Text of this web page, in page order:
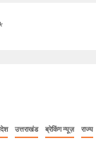
उत्तराखंड ब्रेकिंग न्यूज़ राज्य